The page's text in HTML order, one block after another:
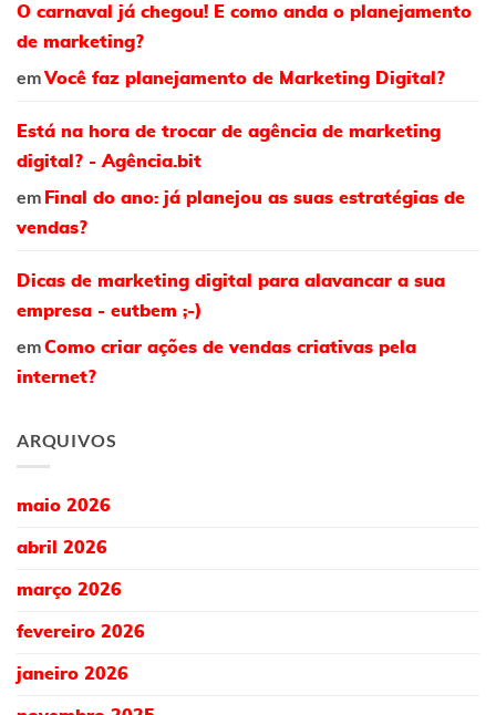
O carnaval já chegou! E como anda o planejamento
de marketing?
emVocê faz planejamento de Marketing Digital?
Está na hora de trocar de agência de marketing
digital? - Agência.bit
em Final do ano: já planejou as suas estratégias de
vendas?
Dicas de marketing digital para alavancar a sua
empresa - eutbem ;-)
emComo criar ações de vendas criativas pela
internet?
ARQUIVOS
maio 2026
abril 2026
março 2026
fevereiro 2026
janeiro 2026